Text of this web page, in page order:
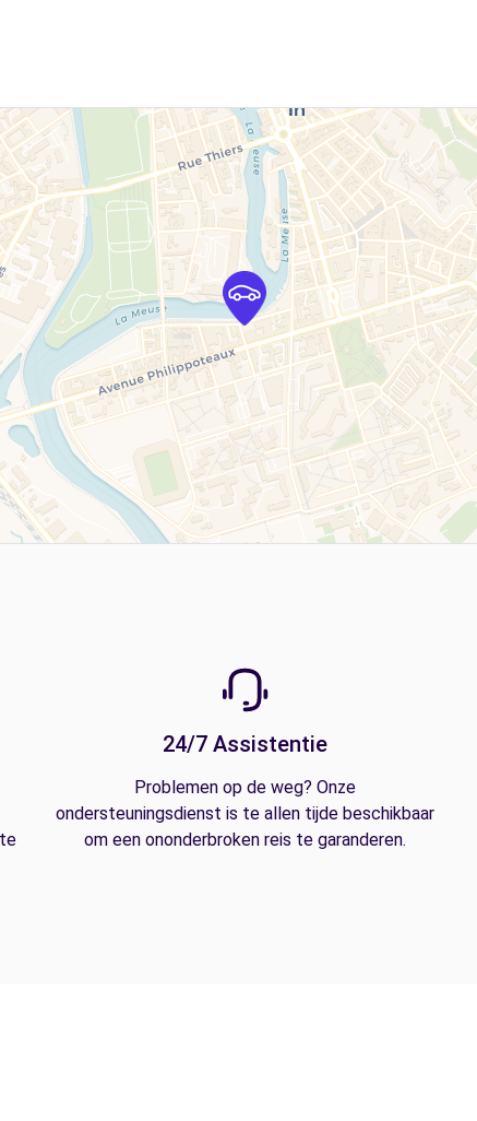
24/7 Assistentie
Problemen op de weg? Onze
ondersteuningsdienst is te allen tijde beschikbaar
om een ononderbroken reis te garanderen.